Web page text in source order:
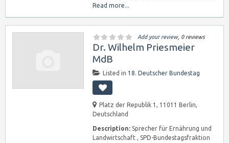
Read more...
Add your review, 0 reviews
Dr. Wilhelm Priesmeier
MdB
Listed in 18. Deutscher Bundestag
Platz der Republik 1, 11011 Berlin,
Deutschland
Description: Sprecher für Ernährung und
Landwirtschaft , SPD-Bundestagsfraktion